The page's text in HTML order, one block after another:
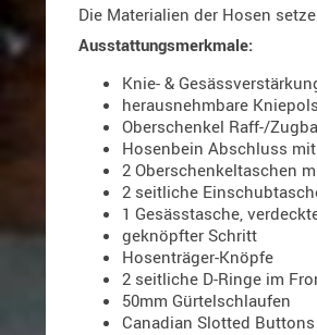
Die Materialien der Hosen
Ausstattungsmerkmale:
Knie- &
herausnehmbare
Oberschenkel Raff-/
Hosenbein Abschluss
2 Oberschenkeltaschen
2 seitliche
1 Gesässtasche,
geknöpfter Schritt
Hosenträger-Knöpfe
2 seitliche D-Ringe im
50mm Gürtelschlaufen
Canadian Slotted Buttons